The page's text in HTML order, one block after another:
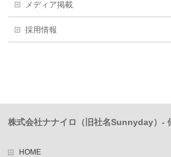
メディア掲載
採用情報
株式会社ナナイロ（旧社名Sunnyday）-
HOME